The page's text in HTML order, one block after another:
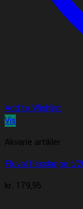
Add to Wishlist
Vis
Akvarie artikler
Fluval flexslange t/
kr. 179,95